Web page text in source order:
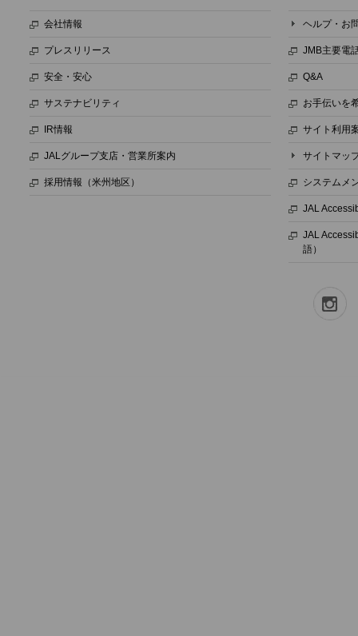
会社情報
プレスリリース
安全・安心
サステナビリティ
IR情報
JALグループ支店・営業所案内
採用情報（米州地区）
ヘルプ・お
JMB主要電
Q&A
お手伝いを
サイト利用
サイトマッ
システムメ
JAL
JAL
語）